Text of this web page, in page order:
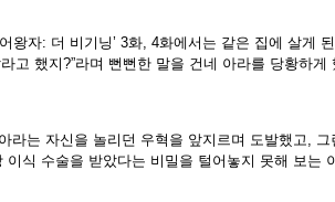
왕자: 더 비기닝’ 3화, 4화에서는 같은 집에 살
고 했지?”라며 뻔뻔한 말을 건네 아라를 당황하게
라는 자신을 놀리던 우혁을 앞지르며 도발했고,
이식 수술을 받았다는 비밀을 털어놓지 못해 보는